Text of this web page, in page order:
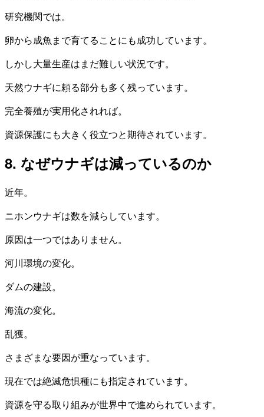
研究機関では。
卵から成魚まで育てることにも成功しています。
しかし大量生産はまだ難しい状況です。
天然ウナギに頼る部分も多く残っています。
完全養殖が実用化されれば。
資源保護にも大きく役立つと期待されています。
8. なぜウナギは減っているのか
近年。
ニホンウナギは数を減らしています。
原因は一つではありません。
河川環境の変化。
ダムの建設。
海流の変化。
乱獲。
さまざまな要因が重なっています。
現在では絶滅危惧種にも指定されています。
資源を守る取り組みが世界中で進められています。